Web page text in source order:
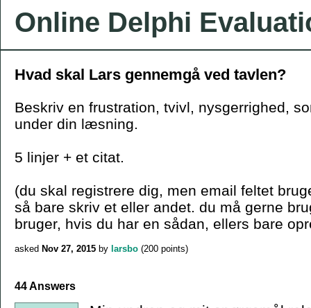
Online Delphi
Hvad skal Lars gennemgå ved tavlen?
Beskriv en frustration, tvivl, nysgerrighed,
under din læsning.
5 linjer + et citat.
(du skal registrere dig, men email feltet
så bare skriv et eller andet. du må gerne
bruger, hvis du har en sådan, ellers bare
asked Nov 27, 2015 by larsbo (200 points)
44 Answers